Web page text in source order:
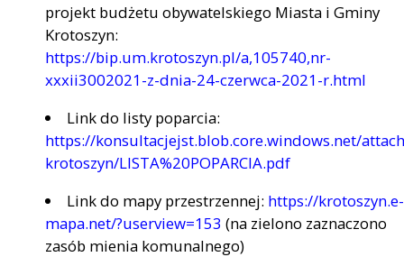
projekt budżetu obywatelskiego Miasta i Gminy
Krotoszyn:
https://bip.um.krotoszyn.pl/a,105740,nr-
xxxii3002021-z-dnia-24-czerwca-2021-r.html
Link do listy poparcia:
https://konsultacjejst.blob.core.windows.net/
krotoszyn/LISTA%20POPARCIA.pdf
Link do mapy przestrzennej: https://krotoszyn.e-
mapa.net/?userview=153 (na zielono zaznaczono
zasób mienia komunalnego)